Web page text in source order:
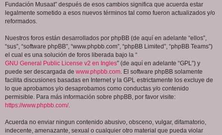
Fundación Musaat” después de esos cambios significa que acuerda estar
legalmente sometido a esos nuevos términos tal como fueron actualizados y/o
reformados.
Nuestros foros están desarrollados por phpBB (de aquí en adelante “ellos”,
“sus”, “software phpBB”, “www.phpbb.com”, “phpBB Limited”, “phpBB Teams”)
el cual es una solución de foros liberada bajo la “
GNU General Public License v2 en Ingles” (de aquí en adelante “GPL”) y
puede ser descargada de www.phpbb.com. El software phpBB solamente
facilita discusiones basadas en Internet y la GPL estrictamente los excluye de
lo que aprobamos y/o desaprobamos como conductas y/o contenido
permisible. Para más información sobre phpBB, por favor visite:
https://www.phpbb.com/.
Acuerda no enviar ningun contenido abusivo, obsceno, vulgar, difamatorio,
indecente, amenazante, sexual o cualquier otro material que pueda violar